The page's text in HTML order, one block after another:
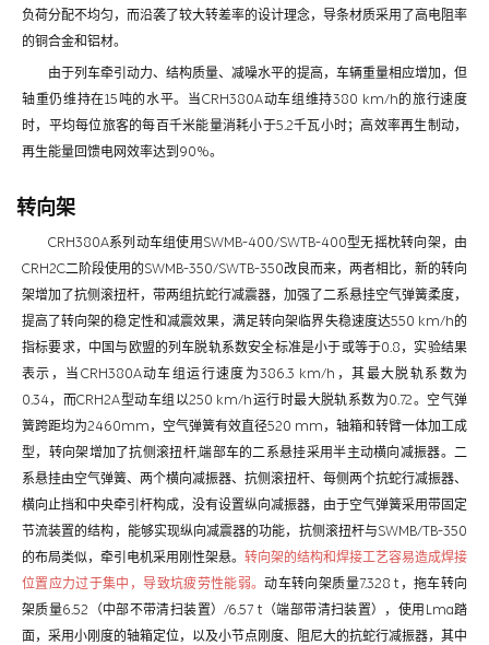
负荷分配不均匀，而沿袭了较大转差率的设计理念，导条材质采用了高电阻率
的铜合金和铝材。
由于列车牵引动力、结构质量、减噪水平的提高，车辆重量相应增加，但
轴重仍维持在15吨的水平。当CRH380A动车组维持380 km/h的旅行速度
时，平均每位旅客的每百千米能量消耗小于5.2千瓦小时；高效率再生制动，
再生能量回馈电网效率达到90%。
转向架
CRH380A系列动车组使用SWMB-400/SWTB-400型无摇枕转向架，由
CRH2C二阶段使用的SWMB-350/SWTB-350改良而来，两者相比，新的转向
架增加了抗侧滚扭杆，带两组抗蛇行减震器，加强了二系悬挂空气弹簧柔度，
提高了转向架的稳定性和减震效果，满足转向架临界失稳速度达550 km/h的
指标要求，中国与欧盟的列车脱轨系数安全标准是小于或等于0.8，实验结果
表示，当CRH380A动车组运行速度为386.3 km/h，其最大脱轨系数为
0.34，而CRH2A型动车组以250 km/h运行时最大脱轨系数为0.72。空气弹
簧跨距均为2460mm，空气弹簧有效直径520 mm，轴箱和转臂一体加工成
型，转向架增加了抗侧滚扭杆,端部车的二系悬挂采用半主动横向减振器。二
系悬挂由空气弹簧、两个横向减振器、抗侧滚扭杆、每侧两个抗蛇行减振器、
横向止挡和中央牵引杆构成，没有设置纵向减振器，由于空气弹簧采用带固定
节流装置的结构，能够实现纵向减震器的功能，抗侧滚扭杆与SWMB/TB-350
的布局类似，牵引电机采用刚性架悬。 转向架的结构和焊接工艺容易造成焊接
位置应力过于集中，导致坑疲劳性能弱。动车转向架质量7.328 t，拖车转向
架质量6.52（中部不带清扫装置）/6.57 t（端部带清扫装置），使用Lma踏
面，采用小刚度的轴箱定位，以及小节点刚度、阻尼大的抗蛇行减振器，其中